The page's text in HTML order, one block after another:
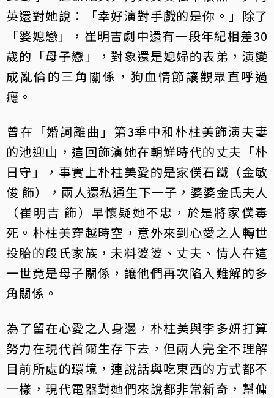
英還對她說：「幸好演對手戲的是你。」除了
「婆媳戀」，崔明吉劇中還有一段年紀相差30
歲的「母子戀」，對象還是媳婦的表弟，演變
成亂倫的三角關係，狗血情節讓觀眾直呼過
癮。
​曾在「婚詞離曲」第3季中和朴柱美飾演夫妻
的池迎山，這回飾演她在朝鮮時代的丈夫「朴
日守」，事實上朴柱美愛的是家僕石鐵（金敏
俊 飾），兩人還私通生下一子，婆婆金氏夫人
（崔明吉 飾）早懷疑她不忠，於是將家僕毒
死。朴柱美穿越時空，意外來到心愛之人轉世
投胎的段氏家族，未料婆婆、丈夫、情人在這
一世竟是母子關係，讓他們再次陷入難解的多
角關係。
​為了留在心愛之人身邊，朴柱美與李多妍打算
努力在現代首爾生存下去，但兩人完全不理解
目前所處的環境，連說話與吃東西的方式都不
一樣，現代電器對她們來說都非常新奇，幫傭